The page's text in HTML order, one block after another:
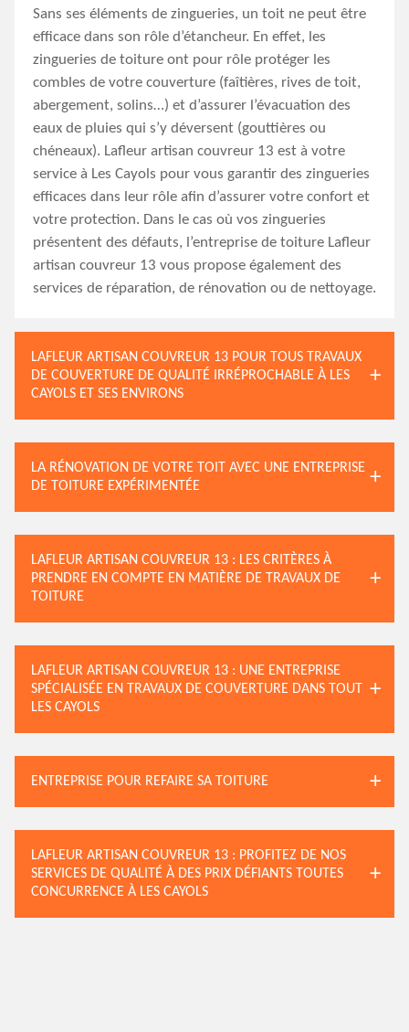
Sans ses éléments de zingueries, un toit ne peut être
efficace dans son rôle d’étancheur. En effet, les
zingueries de toiture ont pour rôle protéger les
combles de votre couverture (faîtières, rives de toit,
abergement, solins…) et d’assurer l’évacuation des
eaux de pluies qui s’y déversent (gouttières ou
chéneaux). Lafleur artisan couvreur 13 est à votre
service à Les Cayols pour vous garantir des zingueries
efficaces dans leur rôle afin d’assurer votre confort et
votre protection. Dans le cas où vos zingueries
présentent des défauts, l’entreprise de toiture Lafleur
artisan couvreur 13 vous propose également des
services de réparation, de rénovation ou de nettoyage.
LAFLEUR ARTISAN COUVREUR 13 POUR TOUS TRAVAUX
DE COUVERTURE DE QUALITÉ IRRÉPROCHABLE À LES
CAYOLS ET SES ENVIRONS
LA RÉNOVATION DE VOTRE TOIT AVEC UNE ENTREPRISE
DE TOITURE EXPÉRIMENTÉE
LAFLEUR ARTISAN COUVREUR 13 : LES CRITÈRES À
PRENDRE EN COMPTE EN MATIÈRE DE TRAVAUX DE
TOITURE
LAFLEUR ARTISAN COUVREUR 13 : UNE ENTREPRISE
SPÉCIALISÉE EN TRAVAUX DE COUVERTURE DANS TOUT
LES CAYOLS
ENTREPRISE POUR REFAIRE SA TOITURE
LAFLEUR ARTISAN COUVREUR 13 : PROFITEZ DE NOS
SERVICES DE QUALITÉ À DES PRIX DÉFIANTS TOUTES
CONCURRENCE À LES CAYOLS